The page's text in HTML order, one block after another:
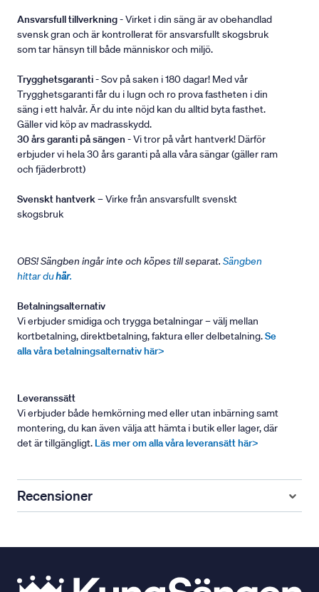
Ansvarsfull tillverkning- Virket i din säng är av obehandlad
svensk gran och är kontrollerat för ansvarsfullt skogsbruk
som tar hänsyn till både människor och miljö.
Trygghetsgaranti- Sov på saken i 180 dagar! Med vår
Trygghetsgaranti får du i lugn och ro prova fastheten i din
säng i ett halvår. Är du inte nöjd kan du alltid byta fasthet.
Gäller vid köp av madrasskydd.
30 års garanti på sängen - Vi tror på vårt hantverk! Därför
erbjuder vi hela 30 års garanti på alla våra sängar (gäller ram
och fjäderbrott)
Svenskt hantverk– Virke från ansvarsfullt svenskt
skogsbruk
OBS! Sängben ingår inte och köpes till separat. Sängben
hittar duhär.
Betalningsalternativ
Vi erbjuder smidiga och trygga betalningar – välj mellan
kortbetalning, direktbetalning, faktura eller delbetalning.Se
alla våra betalningsalternativ här>
Leveranssätt
Vi erbjuder både hemkörning med eller utan inbärning samt
montering, du kan även välja att hämta i butik eller lager, där
det är tillgängligt. Läs mer om alla våra leveransätt här>
Recensioner